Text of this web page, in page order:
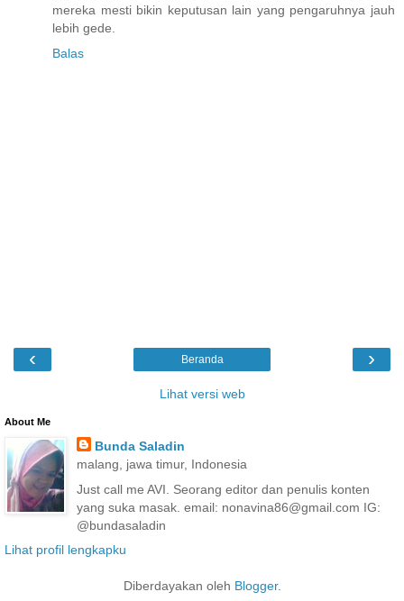
mereka mesti bikin keputusan lain yang pengaruhnya jauh
lebih gede.
Balas
‹ ›
Beranda
Lihat versi web
About Me
Bunda Saladin
malang, jawa timur, Indonesia
Just call me AVI. Seorang editor dan penulis konten
yang suka masak. email: nonavina86@gmail.com IG:
@bundasaladin
Lihat profil lengkapku
Diberdayakan oleh Blogger.